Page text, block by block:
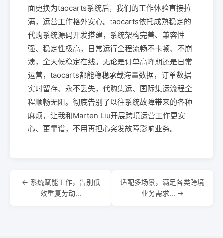
面更换为taocarts系统后，我们的工作体验直接拉
满，运营工作格外安心。taocarts依托成熟稳定的
代购系统源码开发搭建，系统架构完善、兼容性
强、稳定性极高，日常运行全程流畅不卡顿、不崩
溃，全天候稳定在线。无论是订单高峰期还是日常
运营，taocarts都能稳稳承载海量数据，订单数据
实时留存、永不丢失，代购集运、国际集运流程全
程顺畅无阻。彻底告别了以往系统故障带来的各种
麻烦，让我和Marten Liu开展跨境运营工作更安
心、更靠谱，不用再担心突发故障影响业务。
← 系统赋能工作，告别低
效重复劳动...
适配多场景，满足各类跨境
业务需求... →